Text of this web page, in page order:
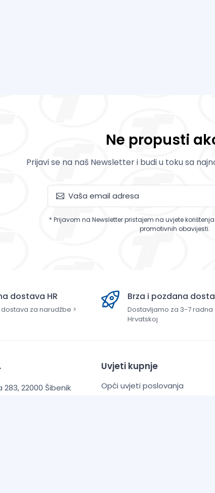
Ne propusti
Prijavi se na naš Newsletter i budi u toku sa
* Prijavom na Newsletter pristajem na uvjete
promotivnih obavijesti.
dostava HR
za narudžbe >
Brza i pozdana
Dostavljamo za 3-7 radna
Hrvatskoj
22000 Šibenik
Uvjeti kupnje
Opći uvjeti poslovanja